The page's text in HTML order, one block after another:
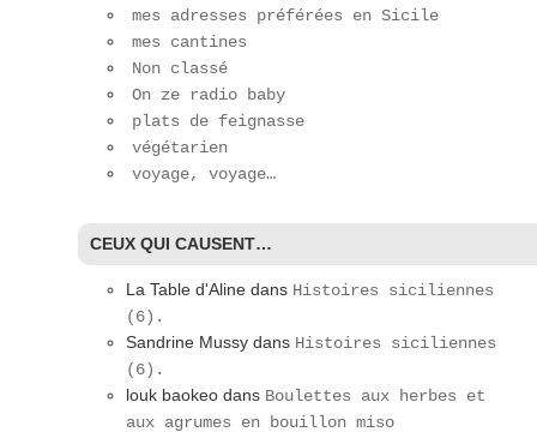
mes adresses préférées en Sicile
mes cantines
Non classé
On ze radio baby
plats de feignasse
végétarien
voyage, voyage…
CEUX QUI CAUSENT…
La Table d'Aline dans Histoires siciliennes
(6).
Sandrine Mussy dans Histoires siciliennes
(6).
louk baokeo dans Boulettes aux herbes et
aux agrumes en bouillon miso